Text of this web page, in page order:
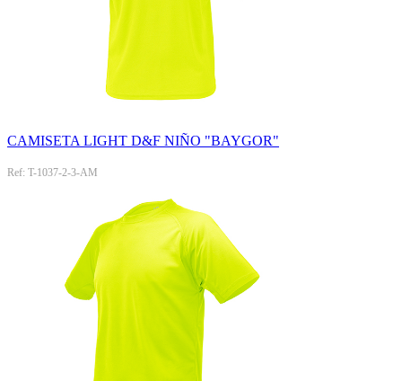
CAMISETA LIGHT D&F NIÑO "BAYGOR"
Ref: T-1037-2-3-AM